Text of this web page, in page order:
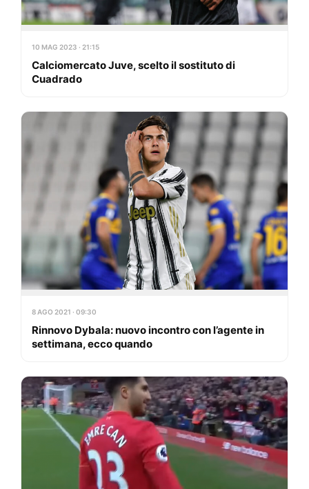
10 MAG 2023 · 21:15
Calciomercato Juve, scelto il sostituto di
Cuadrado
8 AGO 2021 · 09:30
Rinnovo Dybala: nuovo incontro con l’agente in
settimana, ecco quando